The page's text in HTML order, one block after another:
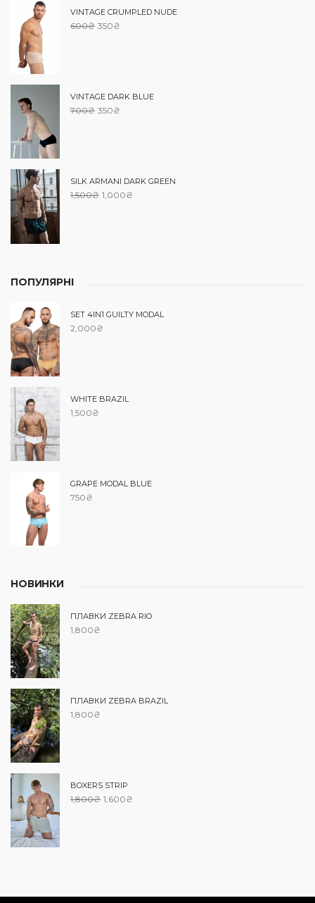
VINTAGE CRUMPLED NUDE
600₴ 350₴
VINTAGE DARK BLUE
700₴ 350₴
SILK ARMANI DARK GREEN
1,500₴ 1,000₴
ПОПУЛЯРНІ
SET 4IN1 GUILTY MODAL
2,000₴
WHITE BRAZIL
1,500₴
GRAPE MODAL BLUE
750₴
НОВИНКИ
ПЛАВКИ ZEBRA RIO
1,800₴
ПЛАВКИ ZEBRA BRAZIL
1,800₴
BOXERS STRIP
1,800₴ 1,600₴